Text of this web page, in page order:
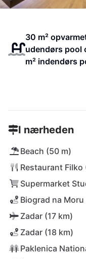
30 m²
udendørs pool
m² indendørs
I nærheden
Beach (50 m)
Restaurant Filko
Supermarket
Biograd na Moru
Zadar (17 km)
Zadar (18 km)
Paklenica